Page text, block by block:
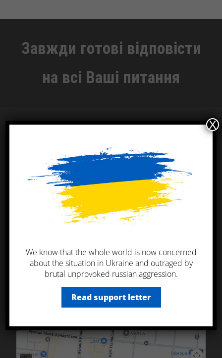
Завжди готові відповісти
на всі Ваші питання
Одеський офіс
+38 048 774 40 10
+38 066 774 40 10
+38 044 596 03 21
sales@ktlukraine.com
вул. Італійська, 56а
, 65048, Одеса Україна
We know that the whole world is now concerned
about the situation in Ukraine and outraged by
brutal unprovoked russian aggression.
Read support letter
X